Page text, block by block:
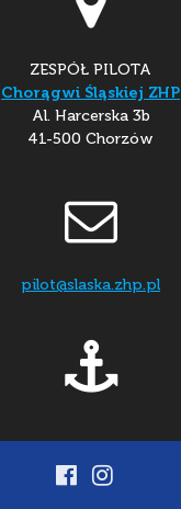
ZESPÓŁ PILOTA
Chorągwi Śląskiej ZHP
Al. Harcerska 3b
41-500 Chorzów
pilot@slaska.zhp.pl